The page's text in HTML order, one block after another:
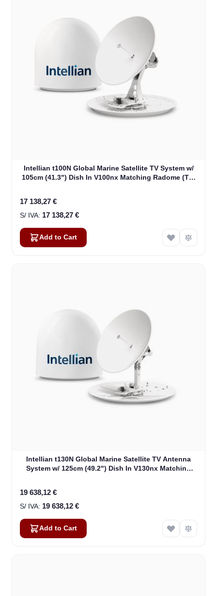
Intellian t100N Global Marine Satellite TV System w/
105cm (41.3") Dish In V100nx Matching Radome (T4-
17 138,27 €
17 138,27 €
Add to Cart
Intellian t130N Global Marine Satellite TV Antenna
System w/ 125cm (49.2") Dish In V130nx Matching
19 638,12 €
19 638,12 €
Add to Cart